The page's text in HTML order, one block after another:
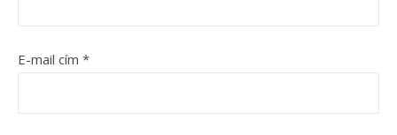
E-mail cím *